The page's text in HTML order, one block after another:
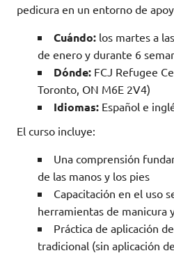
pedicura en un entorno de
Cuándo: los martes a
de enero y durante 6
Dónde: FCJ Refugee
Toronto, ON M6E 2V4)
Idiomas: Español e
El curso incluye:
Una comprensión
de las manos y los pies
Capacitación en el uso
herramientas de manicura
Práctica de aplicación
tradicional (sin aplicación